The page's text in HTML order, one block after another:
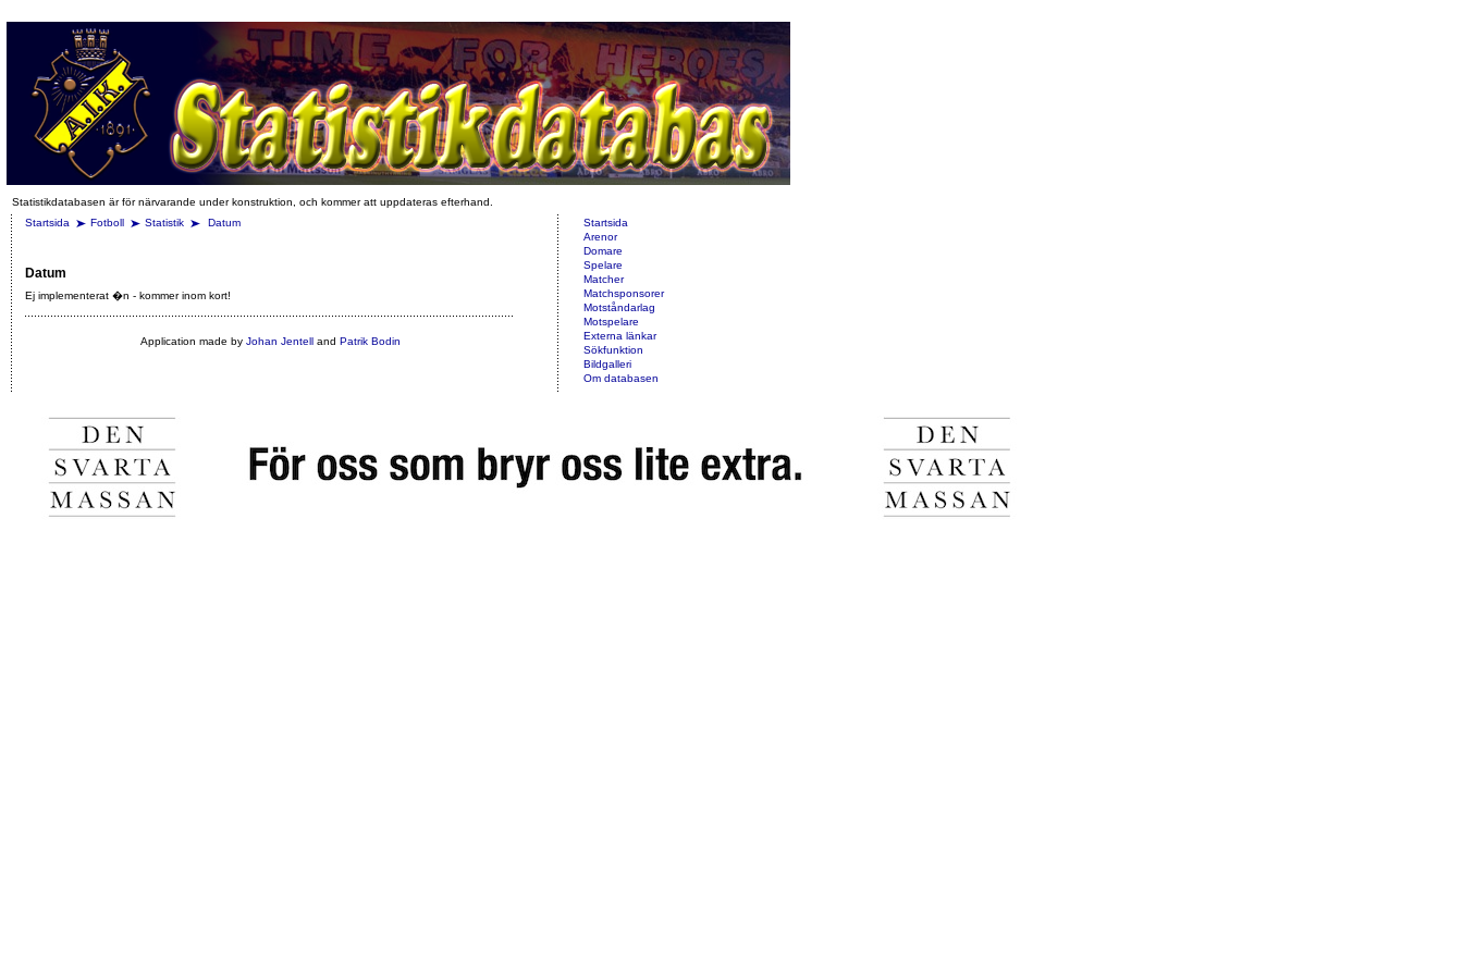
Statistikdatabasen är för närvarande under konstruktion, och kommer att uppdateras efterhand.
Startsida
Fotboll Statistik Datum
Datum
Ej implementerat �n - kommer inom kort!
Application made by Johan Jentelland Patrik Bodin
Startsida
Arenor
Domare
Spelare
Matcher
Matchsponsorer
Motståndarlag
Motspelare
Externa länkar
Sökfunktion
Bildgalleri
Om databasen